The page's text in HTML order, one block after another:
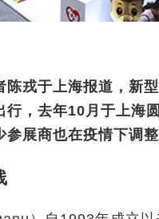
戎于上海报道，新
，去年10月于上海
展商也在疫情下调整